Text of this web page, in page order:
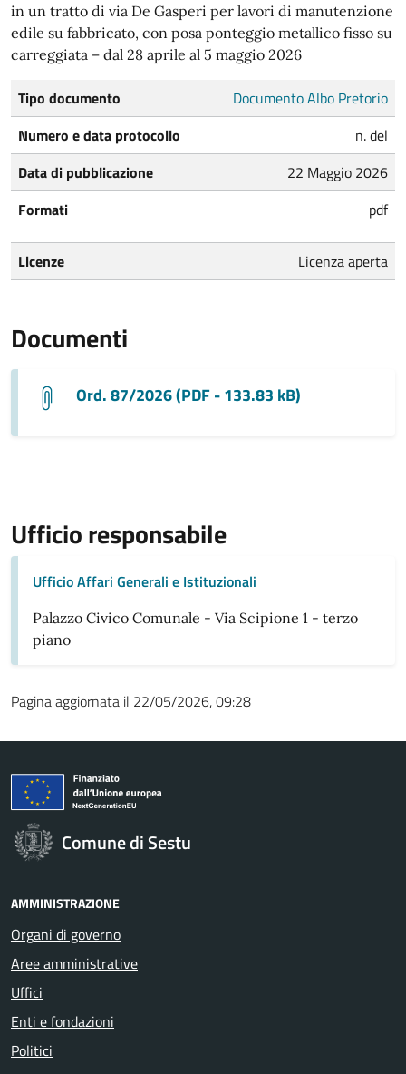
in un tratto di via De Gasperi per lavori di manutenzione
edile su fabbricato, con posa ponteggio metallico fisso su
carreggiata – dal 28 aprile al 5 maggio 2026
Tipo documento
Documento Albo Pretorio
Numero e data protocollo
n. del
Data di pubblicazione
22 Maggio 2026
Formati
pdf
Licenze Licenza aperta
Documenti
Ord. 87/2026 (PDF - 133.83 kB)
Ufficio responsabile
Ufficio Affari Generali e Istituzionali
Palazzo Civico Comunale - Via Scipione 1 - terzo
piano
Pagina aggiornata il 22/05/2026, 09:28
Comune di Sestu
AMMINISTRAZIONE
Organi di governo
Aree amministrative
Uffici
Enti e fondazioni
Politici